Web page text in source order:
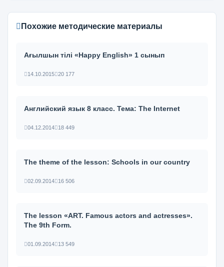
Похожие методические материалы
Ағылшын тілі «Happy English» 1 сынып
14.10.2015 20 177
Английский язык 8 класс. Тема: The Internet
04.12.2014 18 449
The theme of the lesson: Schools in our country
02.09.2014 16 506
The lesson «ART. Famous actors and actresses».
The 9th Form.
01.09.2014 13 549